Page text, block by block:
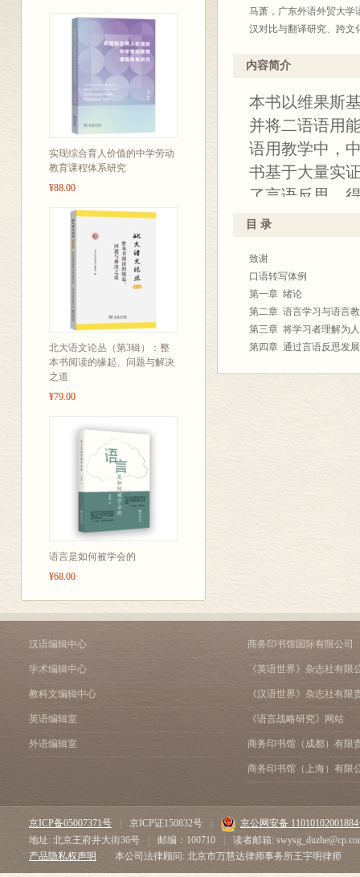
实现综合育人价值的中学劳动
教育课程体系研究
¥88.00
北大语文论丛（第3辑）：整
本书阅读的缘起、问题与解决
之道
¥79.00
语言是如何被学会的
¥68.00
马萧，广东外语外贸大学
汉对比与翻译研究、跨文
内容简介
本书以维果斯
并将二语语用
语用教学中，
书基于大量实
了言语反思、
识发展、语用
2017年度处女
高的参考价值
目 录
致谢
口语转写体例
第一章 绪论
第二章 语言学习与语言
第三章 将学习者理解为人
第四章 通过言语反思发
汉语编辑中心
学术编辑中心
教科文编辑中心
英语编辑室
外语编辑室
商务印书馆国际有限公司
《英语世界》杂志社有限
《汉语世界》杂志社有限
《语言战略研究》网站
商务印书馆（成都）有限
商务印书馆（上海）有限
京ICP备05007371号 京ICP证150832号
京公网安备
地址: 北京王府井大街36号
邮编：100710
读者邮箱:
产品隐私权声明
本公司法律顾问: 北京市万慧达律师事务所王宇明律师